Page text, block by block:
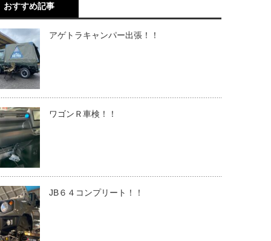
おすすめ記事
アゲトラキャンパー出張！！
ワゴンＲ車検！！
JB６４コンプリート！！